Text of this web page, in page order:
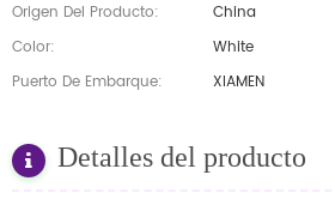
Origen Del Producto:
China
Color:
White
Puerto De Embarque:
XIAMEN
Detalles del producto